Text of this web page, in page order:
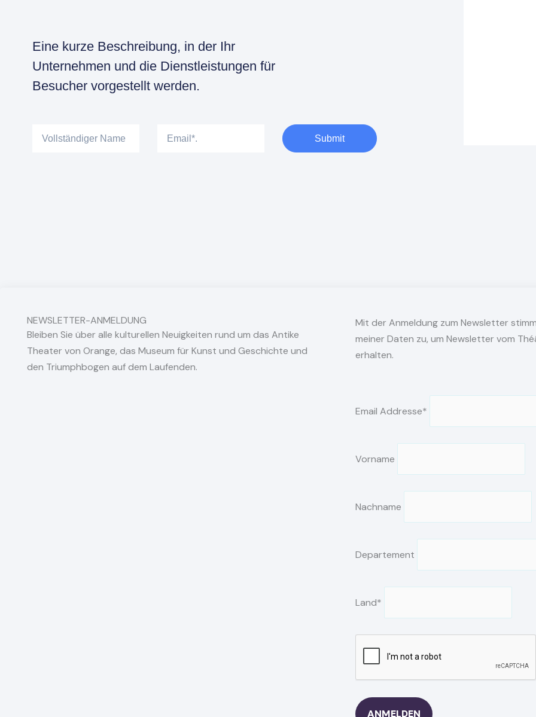
Eine kurze Beschreibung, in der Ihr
Unternehmen und die Dienstleistungen für
Besucher vorgestellt werden.
Name
Mail
Submit
NEWSLETTER-ANMELDUNG
Bleiben Sie über alle kulturellen Neuigkeiten rund um das Antike
Theater von Orange, das Museum für Kunst und Geschichte und
den Triumphbogen auf dem Laufenden.
Mit der Anmeldung zum Newsletter
meiner Daten zu, um Newsletter vom
erhalten.
Email Addresse*
Vorname
Nachname
Departement
Land*